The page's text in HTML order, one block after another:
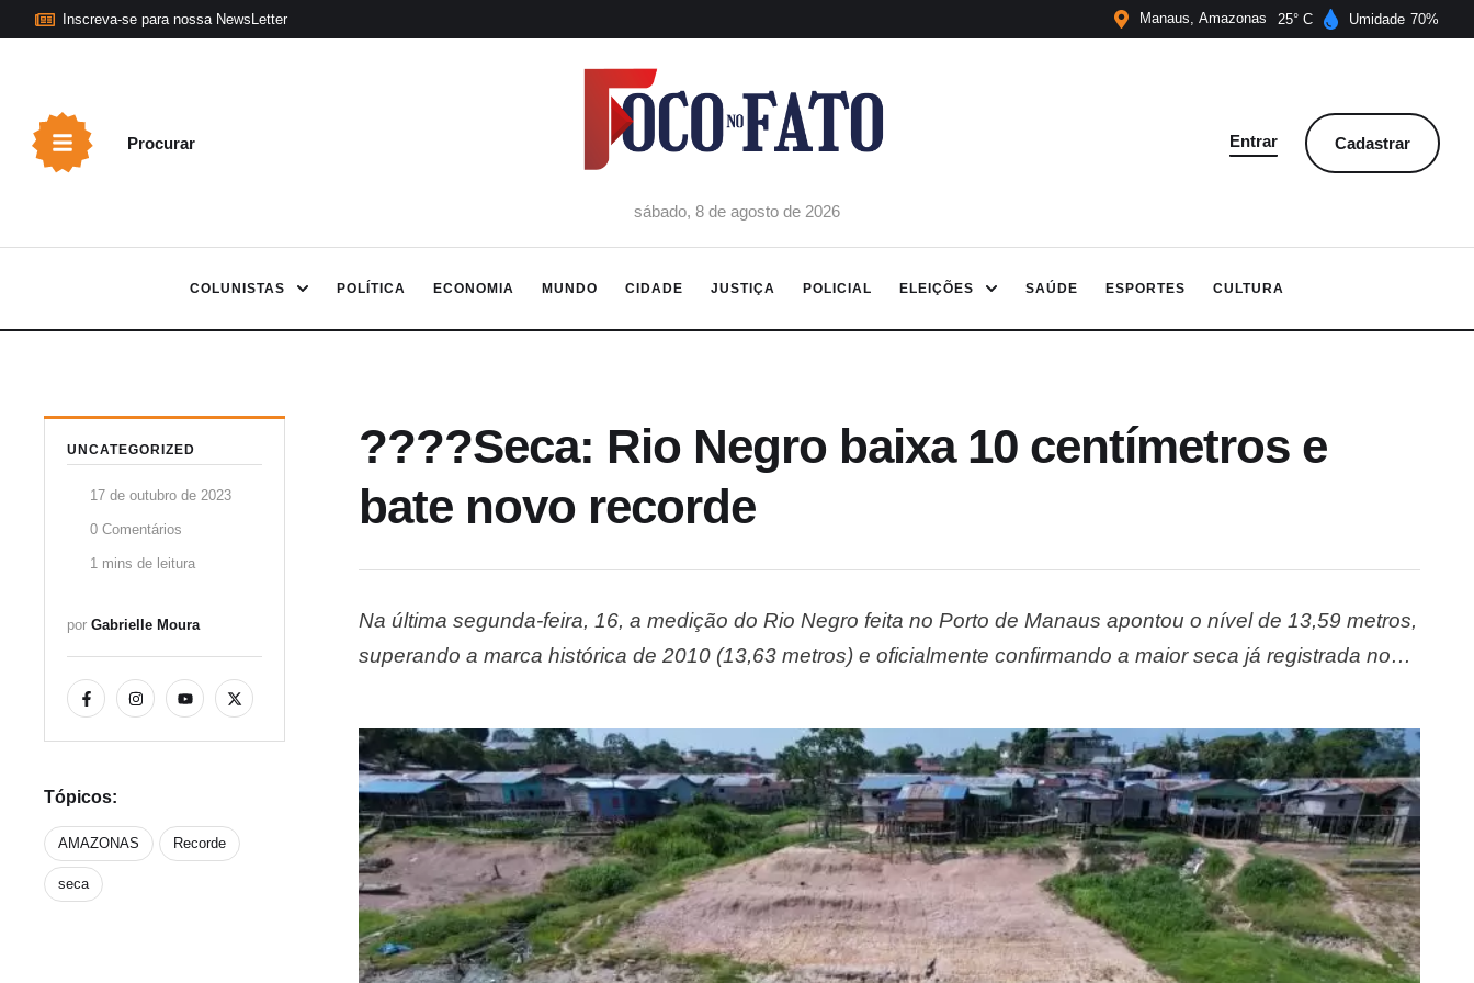
Inscreva-se para nossa NewsLetter Manaus Amazonas 25 Umidade 70
Procurar
sábado, 8 de agosto de 2026
Entrar Cadastrar
COLUNISTAS POLÍTICA ECONOMIA MUNDO CIDADE JUSTIÇA POLICIAL ELEIÇÕES SAÚDE ESPORTES CULTURA
UNCATEGORIZED
17 de outubro de 2023
0 Comentários
1 mins de leitura
por Gabrielle Moura
Tópicos:
AMAZONAS Recorde
seca
????Seca: Rio Negro baixa 10 centímetros e
bate novo recorde
Na última segunda-feira, 16, a medição do Rio Negro feita no Porto de Manaus apontou o nível de 13,59 metros,
superando a marca histórica de 2010 (13,63 metros) e oficialmente confirmando a maior seca já registrada no